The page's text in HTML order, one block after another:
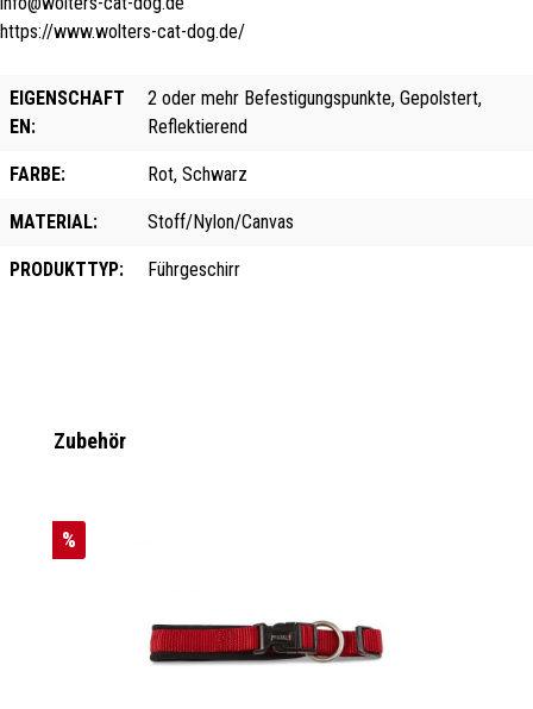
https://www.wolters-cat-dog.de/
EIGENSCHAFT
EN:
2 oder mehr Befestigungspunkte, Gepolstert,
Reflektierend
FARBE: Rot, Schwarz
MATERIAL: Stoff/Nylon/Canvas
PRODUKTTYP: Führgeschirr
Produktgalerie überspringen
Zubehör
%